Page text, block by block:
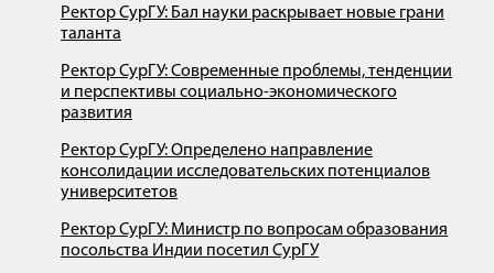
Ректор СурГУ: Бал науки раскрывает новые грани
таланта
Ректор СурГУ: Современные проблемы, тенденции
и перспективы социально-экономического
развития
Ректор СурГУ: Определено направление
консолидации исследовательских потенциалов
университетов
Ректор СурГУ: Министр по вопросам образования
посольства Индии посетил СурГУ